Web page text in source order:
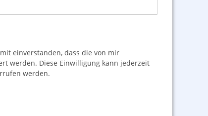
einverstanden, dass die von mir
werden. Diese Einwilligung kann jederzeit
werden.